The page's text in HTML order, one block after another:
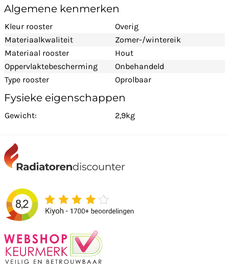
Algemene kenmerken
Kleur rooster
Overig
Materiaalkwaliteit
Zomer-/wintereik
Materiaal rooster
Hout
Oppervlaktebescherming
Onbehandeld
Type rooster
Oprolbaar
Fysieke eigenschappen
Gewicht: 2,9kg